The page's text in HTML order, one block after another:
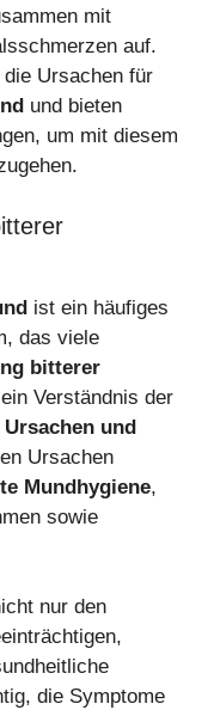
mit
auf.
die Ursachen für
und bieten
um mit diesem
ist ein häufiges
das viele
bitterer
Verständnis der
Ursachen und
Ursachen
Mundhygiene,
sowie
nur den
die Symptome